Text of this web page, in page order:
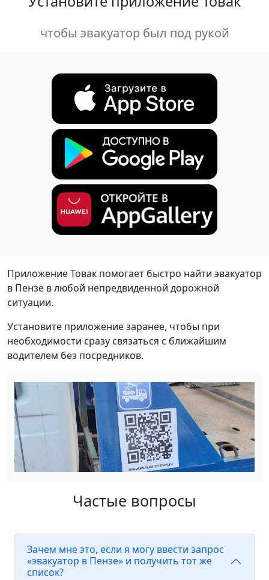
чтобы эвакуатор был под рукой
Приложение Товак помогает быстро найти эвакуатор
в Пензе в любой непредвиденной дорожной
ситуации.
Установите приложение заранее, чтобы при
необходимости сразу связаться с ближайшим
водителем без посредников.
Частые вопросы
Зачем мне это, если я могу ввести запрос
«эвакуатор в Пензе» и получить тот же
список?